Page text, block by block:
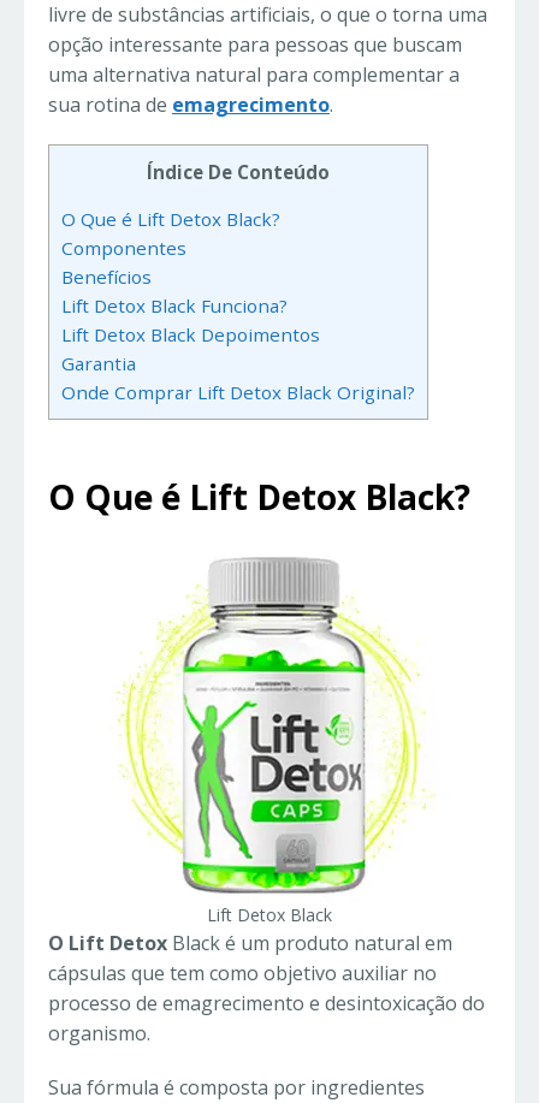
livre de substâncias artificiais, o que o torna uma
opção interessante para pessoas que buscam
uma alternativa natural para complementar a
sua rotina de emagrecimento.
Índice De Conteúdo
O Que é Lift Detox Black?
Componentes
Benefícios
Lift Detox Black Funciona?
Lift Detox Black Depoimentos
Garantia
Onde Comprar Lift Detox Black Original?
O Que é Lift Detox Black?
Lift Detox Black
O Lift Detox Black é um produto natural em
cápsulas que tem como objetivo auxiliar no
processo de emagrecimento e desintoxicação do
organismo.
Sua fórmula é composta por ingredientes